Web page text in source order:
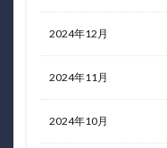
2024年12月
2024年11月
2024年10月